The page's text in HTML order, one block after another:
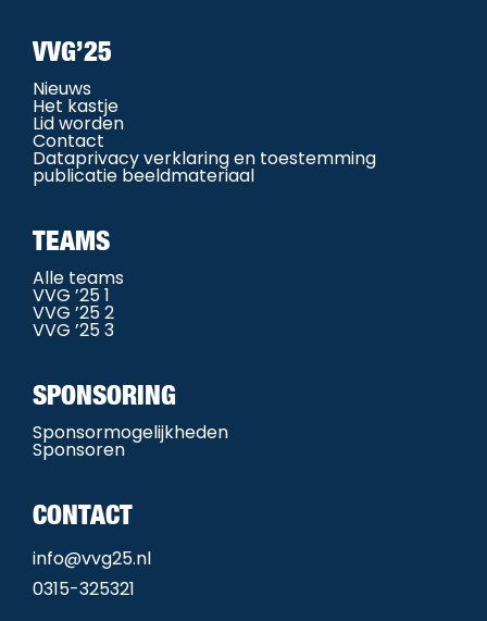
VVG’25
Nieuws
Het kastje
Lid worden
Contact
Dataprivacy verklaring en toestemming
publicatie beeldmateriaal
TEAMS
Alle teams
VVG ’25 1
VVG ’25 2
VVG ’25 3
SPONSORING
Sponsormogelijkheden
Sponsoren
CONTACT
info@vvg25.nl
0315-325321